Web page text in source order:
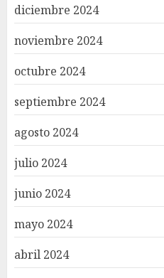
diciembre 2024
noviembre 2024
octubre 2024
septiembre 2024
agosto 2024
julio 2024
junio 2024
mayo 2024
abril 2024